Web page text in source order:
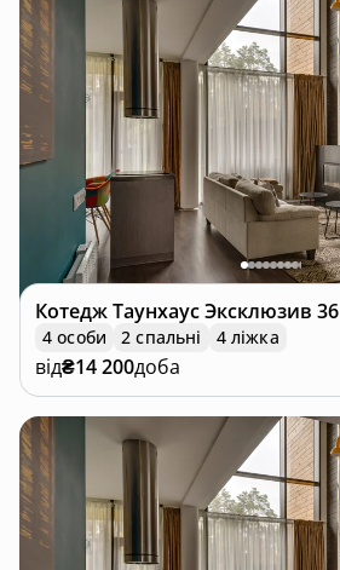
КотеджТаунхаус Эксклюзив 36
4 особи 2 спальні 4 ліжка
від₴14 200доба